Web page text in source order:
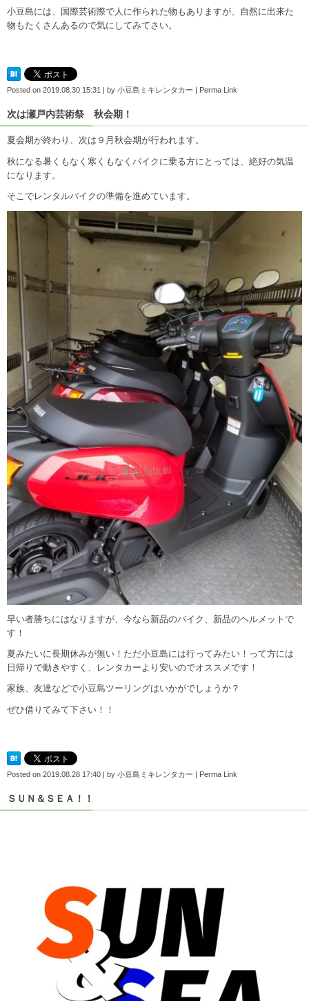
小豆島には、国際芸術際で人に作られた物もありますが、自然に出来た
物もたくさんあるので気にしてみてさい。
Posted on 2019.08.30 15:31 by 小豆島ミキレンタカー Perma Link
次は瀬戸内芸術祭 秋会期！
夏会期が終わり、次は９月秋会期が行われます。
秋になる暑くもなく寒くもなくバイクに乗る方にとっては、絶好の気温
になります。
そこでレンタルバイクの準備を進めています。
早い者勝ちにはなりますが、今なら新品のバイク、新品のヘルメットで
す！
夏みたいに長期休みが無い！ただ小豆島には行ってみたい！って方には
日帰りで動きやすく、レンタカーより安いのでオススメです！
家族、友達などで小豆島ツーリングはいかがでしょうか？
ぜひ借りてみて下さい！！
Posted on 2019.08.28 17:40 | by 小豆島ミキレンタカー | Perma Link
ＳＵＮ＆ＳＥＡ！！